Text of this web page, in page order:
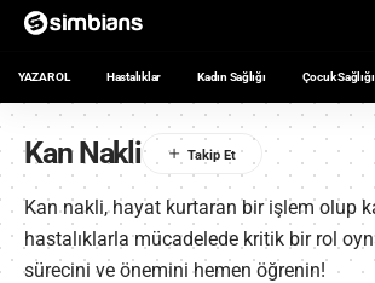
YAZAR OL Hastalıklar Kadın Sağlığı Çocuk Sağlığı
Kan Nakli
Kan nakli, hayat kurtaran bir işlem olup
hastalıklarla mücadelede kritik bir rol
sürecini ve önemini hemen öğrenin!